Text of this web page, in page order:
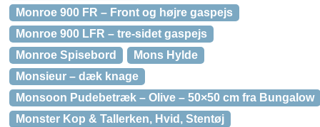
Monroe 900 FR – Front og højre gaspejs
Monroe 900 LFR – tre-sidet gaspejs
Monroe Spisebord
Mons Hylde
Monsieur – dæk knage
Monsoon Pudebetræk – Olive – 50×50 cm fra Bungalow
Monster Kop & Tallerken, Hvid, Stentøj